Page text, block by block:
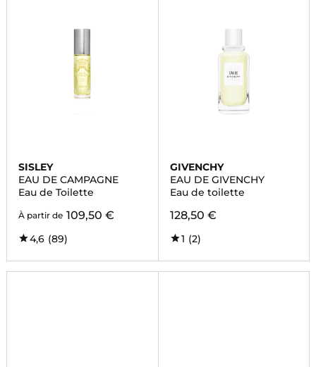
SISLEY
EAU DE CAMPAGNE
Eau de Toilette
À partir de 109,50 €
4,6 (89)
GIVENCHY
EAU DE GIVENCHY
Eau de toilette
128,50 €
1 (2)